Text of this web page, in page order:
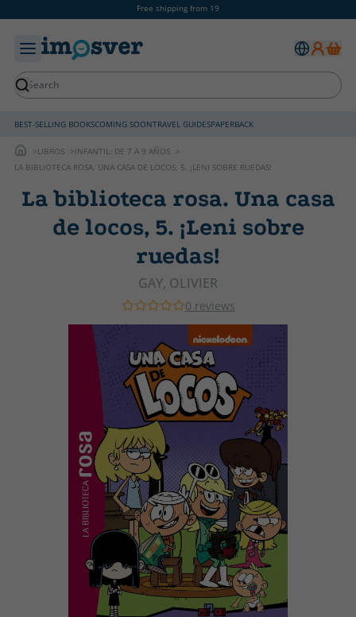
Free shipping from 19
BEST-SELLING BOOKSCOMING SOONTRAVEL GUIDESPAPERBACK
LIBROS
INFANTIL: DE 7 A 9 AÑOS
LA BIBLIOTECA ROSA. UNA CASA DE LOCOS, 5. ¡LENI SOBRE RUEDAS!
La biblioteca rosa. Una casa
de locos, 5. ¡Leni sobre
ruedas!
GAY, OLIVIER
0 reviews